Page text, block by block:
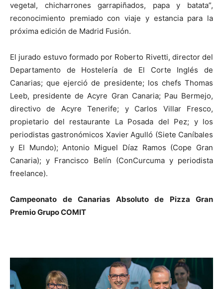
vegetal, chicharrones garrapiñados, papa y batata”,
reconocimiento premiado con viaje y estancia para la
próxima edición de Madrid Fusión.
El jurado estuvo formado por Roberto Rivetti, director del
Departamento de Hostelería de El Corte Inglés de
Canarias; que ejerció de presidente; los chefs Thomas
Leeb, presidente de Acyre Gran Canaria; Pau Bermejo,
directivo de Acyre Tenerife; y Carlos Villar Fresco,
propietario del restaurante La Posada del Pez; y los
periodistas gastronómicos Xavier Agulló (Siete Caníbales
y El Mundo); Antonio Miguel Díaz Ramos (Cope Gran
Canaria); y Francisco Belín (ConCurcuma y periodista
freelance).
Campeonato de Canarias Absoluto de Pizza Gran
Premio Grupo COMIT